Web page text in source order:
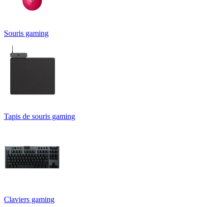
Souris gaming
Tapis de souris gaming
Claviers gaming